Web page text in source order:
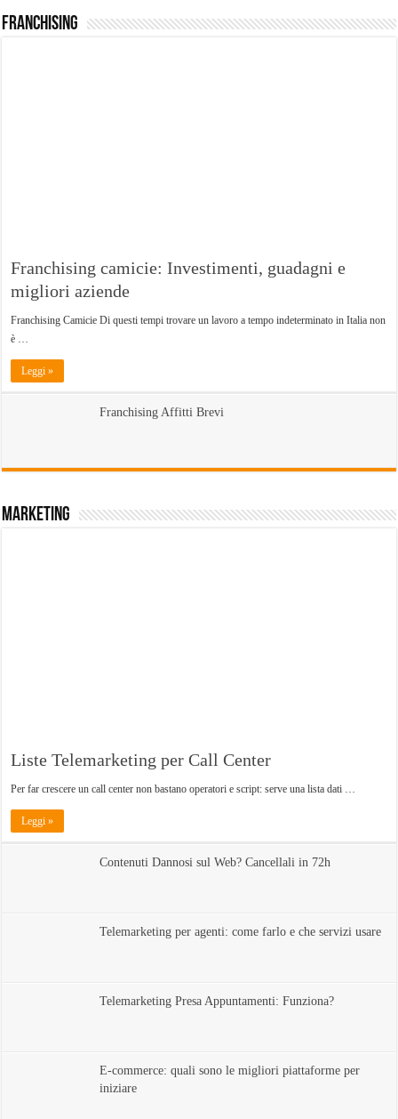
Franchising
Franchising camicie: Investimenti, guadagni e
migliori aziende
Franchising Camicie Di questi tempi trovare un lavoro a tempo indeterminato in Italia non
è …
Leggi »
Franchising Affitti Brevi
Marketing
Liste Telemarketing per Call Center
Per far crescere un call center non bastano operatori e script: serve una lista dati …
Leggi »
Contenuti Dannosi sul Web? Cancellali in 72h
Telemarketing per agenti: come farlo e che servizi usare
Telemarketing Presa Appuntamenti: Funziona?
E-commerce: quali sono le migliori piattaforme per
iniziare